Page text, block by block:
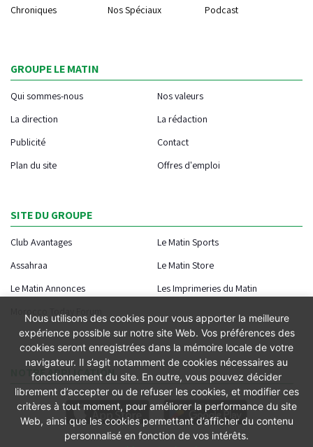
Chroniques
Nos Spéciaux Podcast
GROUPE LE MATIN
Qui sommes-nous
Nos valeurs
La direction
La rédaction
Publicité
Contact
Plan du site
Offres d'emploi
SITE DU GROUPE
Club Avantages
Le Matin Sports
Assahraa
Le Matin Store
Le Matin Annonces
Les Imprimeries du Matin
Morocco Today Forum
NOTRE APPLICATION
Nous utilisons des cookies pour vous apporter la meilleure
expérience possible sur notre site Web. Vos préférences des
cookies seront enregistrées dans la mémoire locale de votre
navigateur. Il s’agit notamment de cookies nécessaires au
fonctionnement du site. En outre, vous pouvez décider
librement d’accepter ou de refuser les cookies, et modifier ces
critères à tout moment, pour améliorer la performance du site
Web, ainsi que les cookies permettant d’afficher du contenu
personnalisé en fonction de vos intérêts.